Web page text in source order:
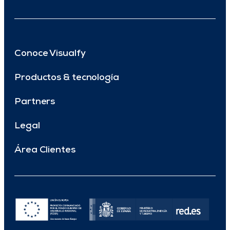
Conoce Visualfy
Productos & tecnología
Partners
Legal
Área Clientes